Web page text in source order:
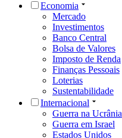
Economia
Mercado
Investimentos
Banco Central
Bolsa de Valores
Imposto de Renda
Finanças Pessoais
Loterias
Sustentabilidade
Internacional
Guerra na Ucrânia
Guerra em Israel
Estados Unidos